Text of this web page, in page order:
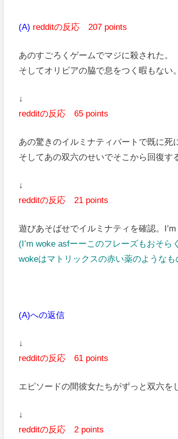
(A) redditの反応 207 points
あのすごろくゲームでマジに殺された。
そしてオリビアの脇で息をつく暇もない。
↓
redditの反応 65 points
あの驚きのイルミナティパートで既に死
そしてあの双六のせいでそこから回復す
↓
redditの反応 21 points
遊びあそばせでイルミナティを確認。
(I’m woke asfーーこのフレーズもおそ
wokeはマトリックスの赤い薬のような
(A)への返信
↓
redditの反応 61 points
エピソードの間彼女たちがずっと双六
↓
redditの反応 2 points